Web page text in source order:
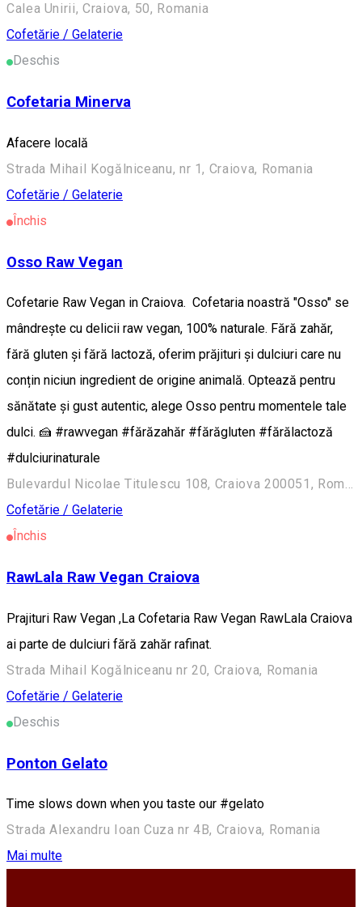
Calea Unirii, Craiova, 50, Romania
Cofetărie / Gelaterie
Deschis
Cofetaria Minerva
Afacere locală
Strada Mihail Kogălniceanu, nr 1, Craiova, Romania
Cofetărie / Gelaterie
Închis
Osso Raw Vegan
Cofetarie Raw Vegan in Craiova. Cofetaria noastră "Osso" se
mândrește cu delicii raw vegan, 100% naturale. Fără zahăr,
fără gluten și fără lactoză, oferim prăjituri și dulciuri care nu
conțin niciun ingredient de origine animală. Optează pentru
sănătate și gust autentic, alege Osso pentru momentele tale
dulci. 🍰 #rawvegan #fărăzahăr #fărăgluten #fărălactoză
#dulciurinaturale
Bulevardul Nicolae Titulescu 108, Craiova 200051, România
Cofetărie / Gelaterie
Închis
RawLala Raw Vegan Craiova
Prajituri Raw Vegan ,La Cofetaria Raw Vegan RawLala Craiova
ai parte de dulciuri fără zahăr rafinat.
Strada Mihail Kogălniceanu nr 20, Craiova, Romania
Cofetărie / Gelaterie
Deschis
Ponton Gelato
Time slows down when you taste our #gelato
Strada Alexandru Ioan Cuza nr 4B, Craiova, Romania
Mai multe